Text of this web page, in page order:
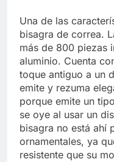
Una de las
bisagra de correa.
más de 800 piezas
aluminio. Cuenta
toque antiguo a un
emite y rezuma
porque emite un
se oye al usar un
bisagra no está ahí
ornamentales, ya
resistente que su